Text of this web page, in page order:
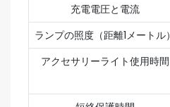
充電電圧と電流
ランプの照度（距離1メートル）
アクセサリーライト使用時間